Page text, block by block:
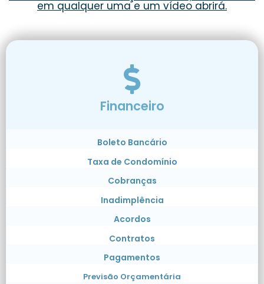
em qualquer uma e um vídeo abrirá.
Financeiro
Boleto Bancário
Taxa de Condomínio
Cobranças
Inadimplência
Acordos
Contratos
Pagamentos
Previsão Orçamentária